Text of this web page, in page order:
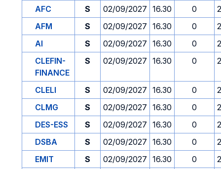
AFC
S 02/09/2027 16.30 0
AFM
S 02/09/2027 16.30 0
AI
S 02/09/2027 16.30 0
CLEFIN-
FINANCE
S 02/09/2027 16.30 0
CLELI S 02/09/2027 16.30 0
CLMG
S 02/09/2027 16.30 0
DES-ESS
S 02/09/2027 16.30 0
DSBA
S 02/09/2027 16.30 0
EMIT
S 02/09/2027 16.30 0